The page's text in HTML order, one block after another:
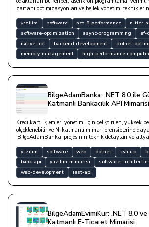
zamanı optimizasyonları ve bellek yönetimi
detaylarla açıklanmaktadır.
yazilim software net-8-performance
n-tier-
software-optimization
async-programming
ef-
native-aot
backend-development
dotnet-
memory-management
high-performance-
BilgeAdamBanka: .NET 8.0 ile
Katmanlı Bankacılık API Mimarisi
Kredi kartı işlemleri yönetimi için geliştirilen, yüksek
ölçeklenebilir ve N-katmanlı mimari prensiplerine
'BilgeAdamBanka' projesinin teknik detayları ve
yazilim software web dotnet csharp
bank-api
yazilim-mimarisi software-
web-development
rest-api
BilgeAdamEvimiKur: .NET 8.0
Katmanlı E-Ticaret Mimarisi